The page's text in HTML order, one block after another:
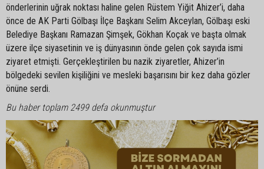
önderlerinin uğrak noktası haline gelen Rüstem Yiğit Ahizer’i, daha
önce de AK Parti Gölbaşı İlçe Başkanı Selim Akceylan, Gölbaşı eski
Belediye Başkanı Ramazan Şimşek, Gökhan Koçak ve başta olmak
üzere ilçe siyasetinin ve iş dünyasının önde gelen çok sayıda ismi
ziyaret etmişti. Gerçekleştirilen bu nazik ziyaretler, Ahizer’in
bölgedeki sevilen kişiliğini ve mesleki başarısını bir kez daha gözler
önüne serdi.
Bu haber toplam 2499 defa okunmuştur